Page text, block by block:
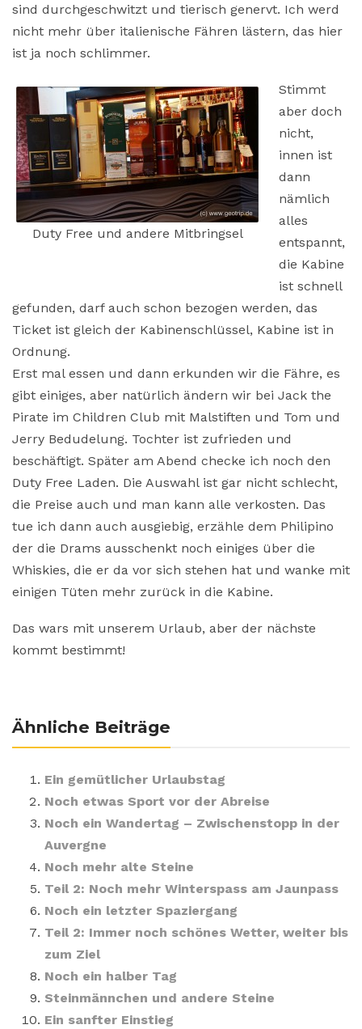
sind durchgeschwitzt und tierisch genervt. Ich werd
nicht mehr über italienische Fähren lästern, das hier
ist ja noch schlimmer.
Duty Free und andere Mitbringsel
Stimmt
aber doch
nicht,
innen ist
dann
nämlich
alles
entspannt,
die Kabine
ist schnell
gefunden, darf auch schon bezogen werden, das
Ticket ist gleich der Kabinenschlüssel, Kabine ist in
Ordnung.
Erst mal essen und dann erkunden wir die Fähre, es
gibt einiges, aber natürlich ändern wir bei Jack the
Pirate im Children Club mit Malstiften und Tom und
Jerry Bedudelung. Tochter ist zufrieden und
beschäftigt. Später am Abend checke ich noch den
Duty Free Laden. Die Auswahl ist gar nicht schlecht,
die Preise auch und man kann alle verkosten. Das
tue ich dann auch ausgiebig, erzähle dem Philipino
der die Drams ausschenkt noch einiges über die
Whiskies, die er da vor sich stehen hat und wanke mit
einigen Tüten mehr zurück in die Kabine.
Das wars mit unserem Urlaub, aber der nächste
kommt bestimmt!
Ähnliche Beiträge
Ein gemütlicher Urlaubstag
Noch etwas Sport vor der Abreise
Noch ein Wandertag – Zwischenstopp in der
Auvergne
Noch mehr alte Steine
Teil 2: Noch mehr Winterspass am Jaunpass
Noch ein letzter Spaziergang
Teil 2: Immer noch schönes Wetter, weiter bis
zum Ziel
Noch ein halber Tag
Steinmännchen und andere Steine
Ein sanfter Einstieg